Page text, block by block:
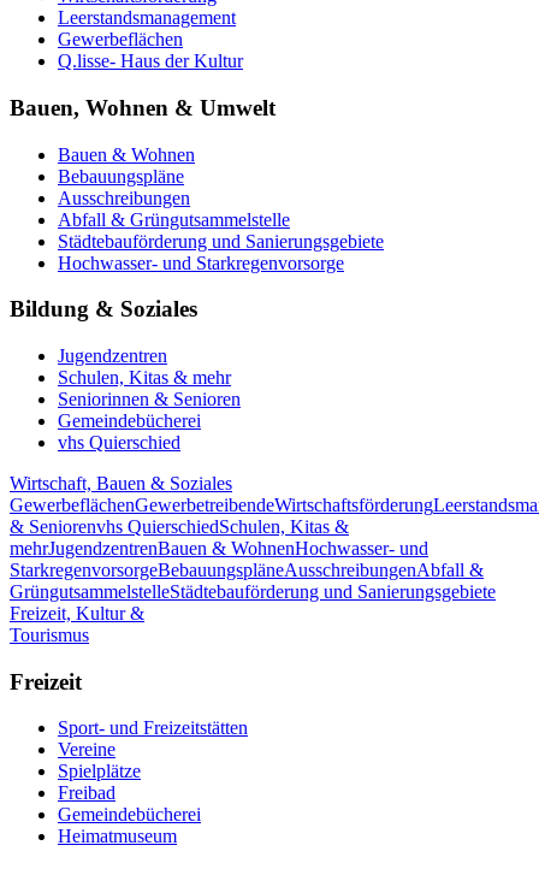
Leerstandsmanagement
Gewerbeflächen
Q.lisse- Haus der Kultur
Bauen, Wohnen & Umwelt
Bauen & Wohnen
Bebauungspläne
Ausschreibungen
Abfall & Grüngutsammelstelle
Städtebauförderung und Sanierungsgebiete
Hochwasser- und Starkregenvorsorge
Bildung & Soziales
Jugendzentren
Schulen, Kitas & mehr
Seniorinnen & Senioren
Gemeindebücherei
vhs Quierschied
Wirtschaft, Bauen & Soziales
GewerbeflächenGewerbetreibendeWirtschaftsförderung
& Seniorenvhs QuierschiedSchulen, Kitas &
mehrJugendzentrenBauen & WohnenHochwasser- und
StarkregenvorsorgeBebauungspläneAusschreibungenAbfall &
GrüngutsammelstelleStädtebauförderung und Sanierungsgebiete
Freizeit, Kultur &
Tourismus
Freizeit
Sport- und Freizeitstätten
Vereine
Spielplätze
Freibad
Gemeindebücherei
Heimatmuseum